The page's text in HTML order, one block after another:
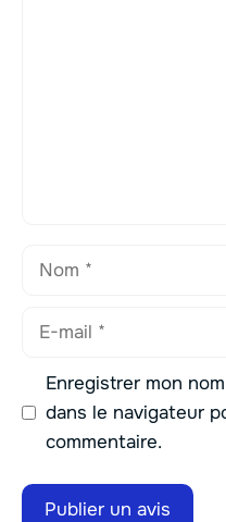
Nom
Enregistrer mon
dans le navigateur
commentaire.